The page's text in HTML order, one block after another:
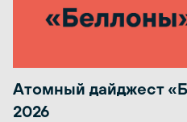
Атомный дайджест
2026